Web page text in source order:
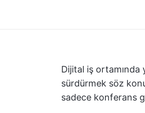
Dijital iş ortamında
sürdürmek söz
sadece konferans